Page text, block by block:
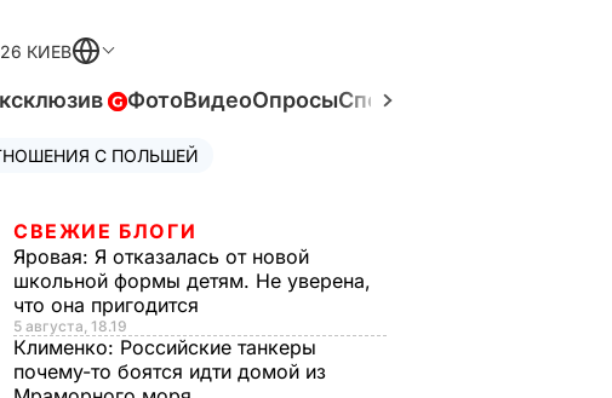
КИЕВ
ФотоВидеоОпросыСпецпроекты
С ПОЛЬШЕЙ
СВЕЖИЕ БЛОГИ
Яровая: Я отказалась от новой
школьной формы детям. Не уверена,
что она пригодится
5 августа, 18.19
Клименко: Российские танкеры
почему-то боятся идти домой из